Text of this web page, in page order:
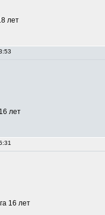
лет
лет
16 лет